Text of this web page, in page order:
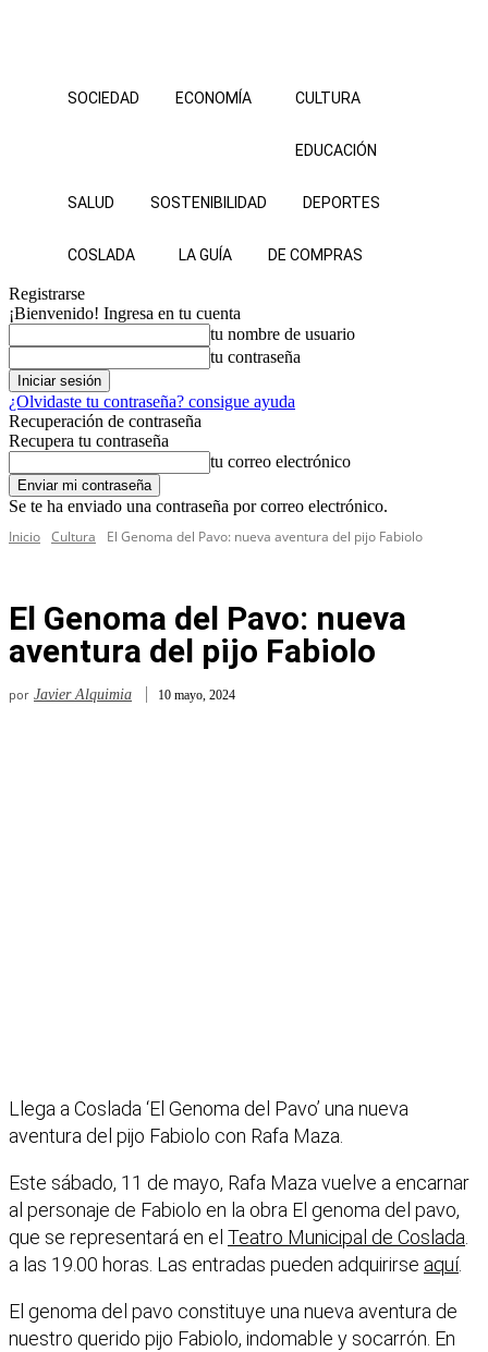
SOCIEDAD ECONOMÍA CULTURA
EDUCACIÓN
SALUD SOSTENIBILIDAD DEPORTES
COSLADA LA GUÍA DE COMPRAS
Registrarse
¡Bienvenido! Ingresa en tu cuenta
tu nombre de usuario
tu contraseña
¿Olvidaste tu contraseña? consigue ayuda
Recuperación de contraseña
Recupera tu contraseña
tu correo electrónico
Se te ha enviado una contraseña por correo electrónico.
Inicio Cultura El Genoma del Pavo: nueva aventura del pijo Fabiolo
El Genoma del Pavo: nueva
aventura del pijo Fabiolo
por Javier Alquimia 10 mayo, 2024
Llega a Coslada ‘El Genoma del Pavo’ una nueva
aventura del pijo Fabiolo con Rafa Maza.
Este sábado, 11 de mayo, Rafa Maza vuelve a encarnar
al personaje de Fabiolo en la obra El genoma del pavo,
que se representará en el Teatro Municipal de Coslada.
a las 19.00 horas. Las entradas pueden adquirirse aquí.
El genoma del pavo constituye una nueva aventura de
nuestro querido pijo Fabiolo, indomable y socarrón. En